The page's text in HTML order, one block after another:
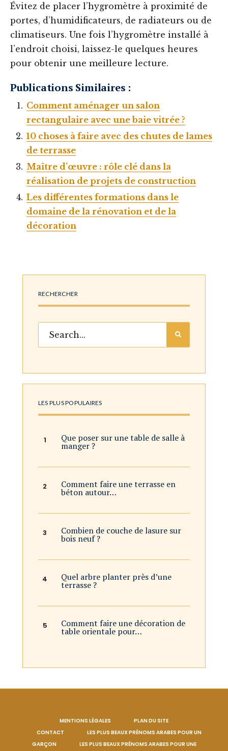
Évitez de placer l’hygromètre à proximité de
portes, d’humidificateurs, de radiateurs ou de
climatiseurs. Une fois l’hygromètre installé à
l’endroit choisi, laissez-le quelques heures
pour obtenir une meilleure lecture.
Publications Similaires :
Comment aménager un salon
rectangulaire avec une baie vitrée ?
10 choses à faire avec des chutes de lames
de terrasse
Maître d’œuvre : rôle clé dans la
réalisation de projets de construction
Les différentes formations dans le
domaine de la rénovation et de la
décoration
RECHERCHER
LES PLUS POPULAIRES
Que poser sur une table de salle à
manger ?
Comment faire une terrasse en
béton autour…
Combien de couche de lasure sur
bois neuf ?
Quel arbre planter près d’une
terrasse ?
Comment faire une décoration de
table orientale pour…
MENTIONS LÉGALES
PLAN DU SITE
CONTACT
LES PLUS BEAUX PRÉNOMS ARABES POUR UN
GARÇON
LES PLUS BEAUX PRÉNOMS ARABES POUR UNE